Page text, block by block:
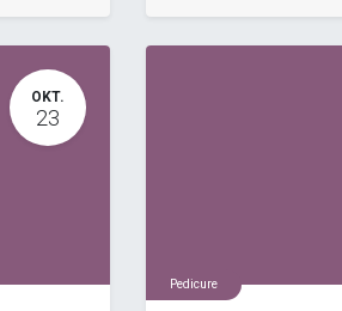
OKT.
23
Pedicure